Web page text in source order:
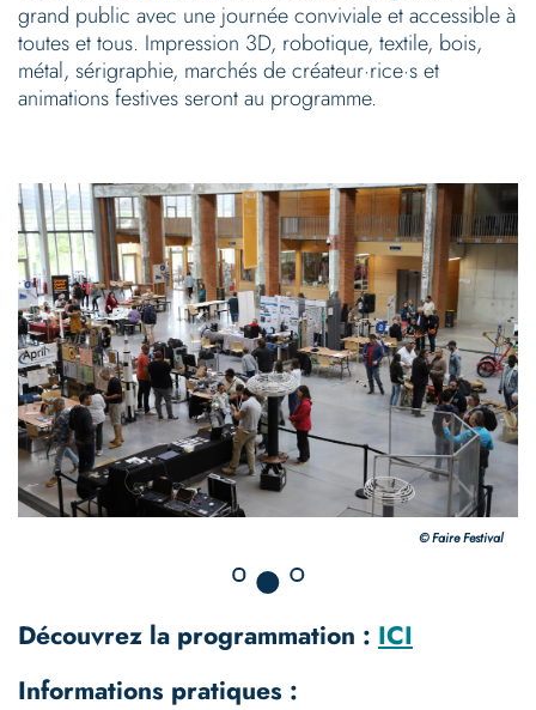
grand public avec une journée conviviale et accessible à
toutes et tous. Impression 3D, robotique, textile, bois,
métal, sérigraphie, marchés de créateur·rice·s et
animations festives seront au programme.
© Faire Festival
Découvrez la programmation : ICI
Informations pratiques :